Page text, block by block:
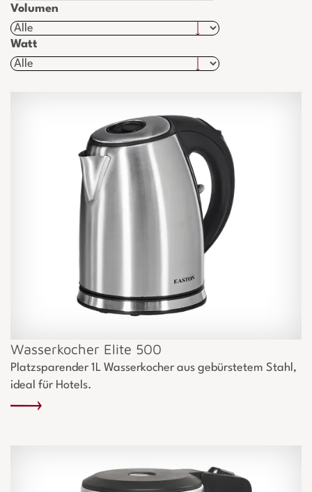
Volumen
Watt
Wasserkocher Elite 500
Platzsparender 1L Wasserkocher aus gebürstetem Stahl,
ideal für Hotels.